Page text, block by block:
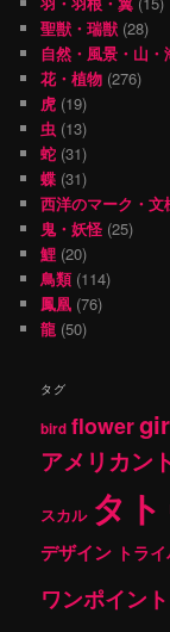
聖獣・瑞獣 (28)
自然・風景・山・
花・植物 (276)
虎 (19)
虫 (13)
蛇 (31)
蝶 (31)
西洋のマーク・文
鬼・妖怪 (25)
鯉 (20)
鳥類(114)
鳳凰 (76)
龍 (50)
タグ
bird flower
アメリカン
スカル タ
デザイン トラ
ワンポイント